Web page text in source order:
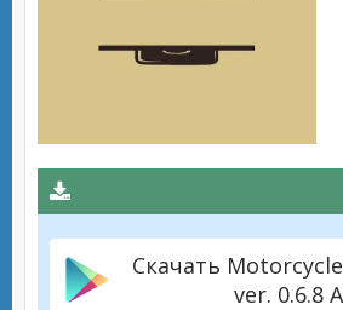
Скачать
ver. 0.6.8